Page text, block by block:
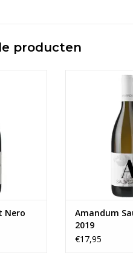
producten
grote
De
werd
frisse
zoals
kers met
Nero
Fascinerende
groenachtige
neus begint het
intensiteit,
delicate
zoals perzik en
TOEVOEGEN AAN
Amandum
2019
€17,95